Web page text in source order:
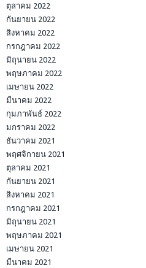
ตุลาคม 2022
กันยายน 2022
สิงหาคม 2022
กรกฎาคม 2022
มิถุนายน 2022
พฤษภาคม 2022
เมษายน 2022
มีนาคม 2022
กุมภาพันธ์ 2022
มกราคม 2022
ธันวาคม 2021
พฤศจิกายน 2021
ตุลาคม 2021
กันยายน 2021
สิงหาคม 2021
กรกฎาคม 2021
มิถุนายน 2021
พฤษภาคม 2021
เมษายน 2021
มีนาคม 2021